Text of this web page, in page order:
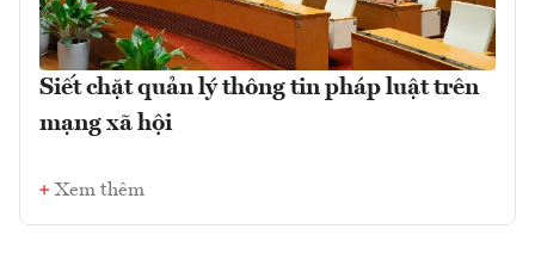
Siết chặt quản lý thông tin pháp luật trên
mạng xã hội
Xem thêm